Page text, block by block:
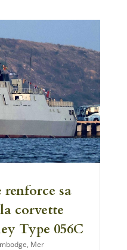
sa
corvette
Type 056C
, Mer